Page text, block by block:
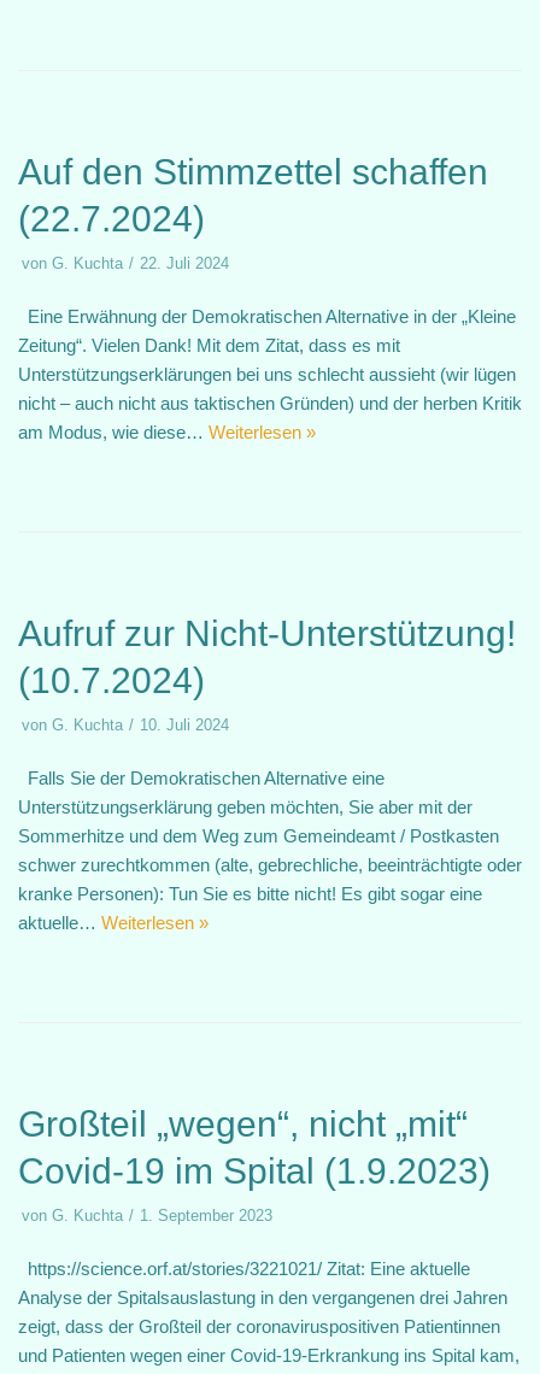
Auf den Stimmzettel schaffen
(22.7.2024)
von G. Kuchta 22. Juli 2024
Eine Erwähnung der Demokratischen Alternative in der „Kleine
Zeitung“. Vielen Dank! Mit dem Zitat, dass es mit
Unterstützungserklärungen bei uns schlecht aussieht (wir lügen
nicht – auch nicht aus taktischen Gründen) und der herben Kritik
am Modus, wie diese… Weiterlesen »
Aufruf zur Nicht-Unterstützung!
(10.7.2024)
von G. Kuchta 10. Juli 2024
Falls Sie der Demokratischen Alternative eine
Unterstützungserklärung geben möchten, Sie aber mit der
Sommerhitze und dem Weg zum Gemeindeamt / Postkasten
schwer zurechtkommen (alte, gebrechliche, beeinträchtigte oder
kranke Personen): Tun Sie es bitte nicht! Es gibt sogar eine
aktuelle… Weiterlesen »
Großteil „wegen“, nicht „mit“
Covid-19 im Spital (1.9.2023)
von G. Kuchta 1. September 2023
https://science.orf.at/stories/3221021/ Zitat: Eine aktuelle
Analyse der Spitalsauslastung in den vergangenen drei Jahren
zeigt, dass der Großteil der coronaviruspositiven Patientinnen
und Patienten wegen einer Covid-19-Erkrankung ins Spital kam,